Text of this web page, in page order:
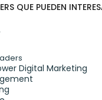
QUE PUEDEN
Digital Marketing